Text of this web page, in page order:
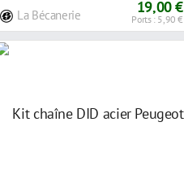
La Bécanerie 19,00 €
Ports : 5,90 €